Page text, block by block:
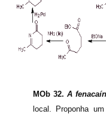
MOb 32. A
local. Proponha